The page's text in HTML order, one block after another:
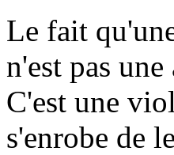
Le fait
n'est pas
C'est une
s'enrobe de